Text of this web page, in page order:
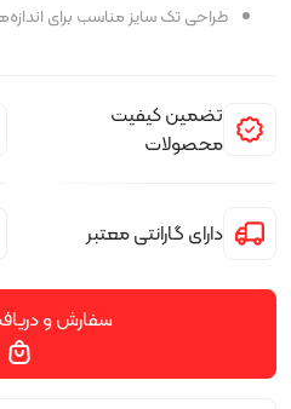
طراحی تک سایز مناسب برای
تضمین کیفیت
محصولات
دارای گارانتی معتبر
سفارش و